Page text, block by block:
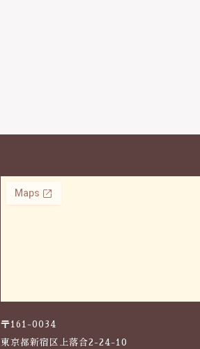
〒161-0034
東京都新宿区上落合2-24-10